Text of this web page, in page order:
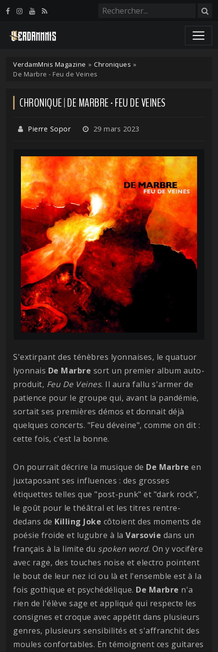
VerdamMnis Magazine » Chroniques »
De Marbre - Feu de Veines
CHRONIQUE | DE MARBRE - FEU DE VEINES
Pierre Sopor 29 mars 2023
S'extirpant des ténèbres lyonnaises, le quatuor
lyonnais De Marbre sort un premier album auto-
produit, Feu De Veines. Il aura fallu s'armer de
patience pour le groupe qui, avant la pandémie,
sortait ses premières démos et donnait déjà
quelques concerts. "Feu déveine", comme on dit :
cette fois, c'est la bonne.
On pourrait décrire la musique de De Marbre en
juxtaposant ses influences : des grosses
étiquettes telles que "post-punk" et "dark rock",
le goût pour le théâtral et les titres rentre-
dedans de Killing Joke côtoient des moments de
poésie froide et lugubre à la Varsovie dans un
français à la limite du spoken word. On y vocifère
avec rage, des touches noise et electro pointent
le bout de leur nez ici ou là et l'ensemble est à la
fois gothique et psychédélique. De Marbre n'a
rien de l'élève sage et appliqué qui respecte les
consignes et croque avec appétit dans plusieurs
genres, plusieurs sensibilités et s'affranchit des
moules confortables. En témoignent ces guitares
Panneau de gestion des cookies